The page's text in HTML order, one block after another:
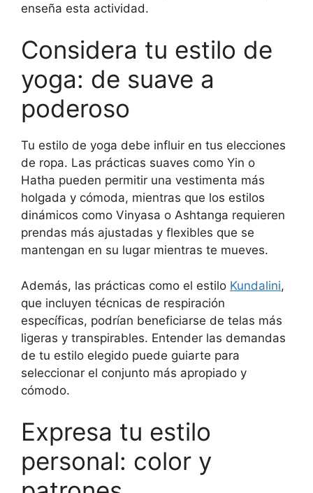
enseña esta actividad.
Considera tu estilo de
yoga: de suave a
poderoso
Tu estilo de yoga debe influir en tus elecciones
de ropa. Las prácticas suaves como Yin o
Hatha pueden permitir una vestimenta más
holgada y cómoda, mientras que los estilos
dinámicos como Vinyasa o Ashtanga requieren
prendas más ajustadas y flexibles que se
mantengan en su lugar mientras te mueves.
Además, las prácticas como el estilo Kundalini,
que incluyen técnicas de respiración
específicas, podrían beneficiarse de telas más
ligeras y transpirables. Entender las demandas
de tu estilo elegido puede guiarte para
seleccionar el conjunto más apropiado y
cómodo.
Expresa tu estilo
personal: color y